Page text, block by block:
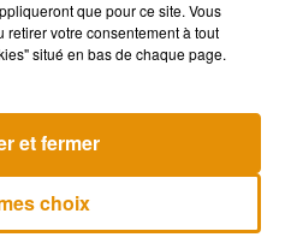
Place New York
train des Valois, départ place
d’agriculture de la
que pour ce site. Vous
retirer votre consentement à tout
situé en bas de chaque page.
choix
et fermer